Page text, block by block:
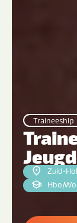
Traineeship
Zuid-
Hbo|Wo